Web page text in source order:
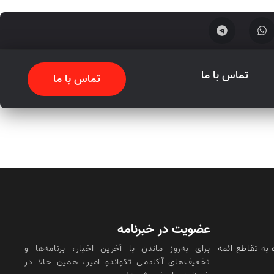
تماس با ما تماس با ما
به تقاطع ائمه
عضویت در خبرنامه
برای به‌روز ماندن با آخرین اخبار، برنامه‌ها و
تخفیف‌های آکادمی تکواندو امیر، همین حالا در